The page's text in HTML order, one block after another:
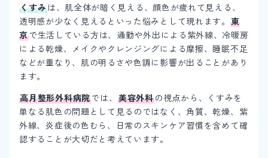
くすみは、肌全体が暗く見える、顔色が疲れて見える、
透明感が少なく見えるといった悩みとして現れます。 東
京で生活している方は、通勤や外出による紫外線、冷暖房
による乾燥、メイクやクレンジングによる摩擦、睡眠不足
などが重なり、肌の明るさや色調に影響が出ることがあり
ます。
高月整形外科病院では、 美容外科の視点から、くすみを
単なる肌色の問題として見るのではなく、角質、乾燥、紫
外線、炎症後の色むら、日常のスキンケア習慣を含めて確
認することが大切だと考えています。